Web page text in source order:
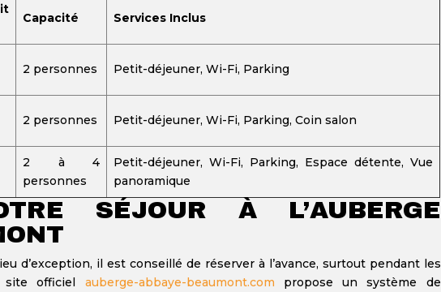
Capacité Services Inclus
2 personnes Petit-déjeuner, Wi-Fi, Parking
2 personnes Petit-déjeuner, Wi-Fi, Parking, Coin salon
2 à 4
personnes
Petit-déjeuner, Wi-Fi, Parking, Espace détente, Vue
panoramique
SÉJOUR À L’AUBERGE
d’exception, il est conseillé de réserver à l’avance, surtout pendant les
site officiel auberge-abbaye-beaumont.com propose un système de